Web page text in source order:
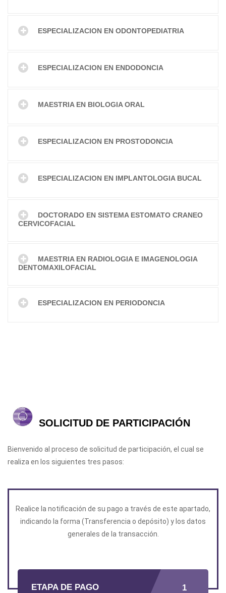
ESPECIALIZACION EN ODONTOPEDIATRIA
ESPECIALIZACION EN ENDODONCIA
MAESTRIA EN BIOLOGIA ORAL
ESPECIALIZACION EN PROSTODONCIA
ESPECIALIZACION EN IMPLANTOLOGIA BUCAL
DOCTORADO EN SISTEMA ESTOMATO CRANEO
CERVICOFACIAL
MAESTRIA EN RADIOLOGIA E IMAGENOLOGIA
DENTOMAXILOFACIAL
ESPECIALIZACION EN PERIODONCIA
SOLICITUD DE PARTICIPACIÓN
Bienvenido al proceso de solicitud de participación, el cual se
realiza en los siguientes tres pasos:
Realice la notificación de su pago a través de este apartado,
indicando la forma (Transferencia o depósito) y los datos
generales de la transacción.
ETAPA DE PAGO 1